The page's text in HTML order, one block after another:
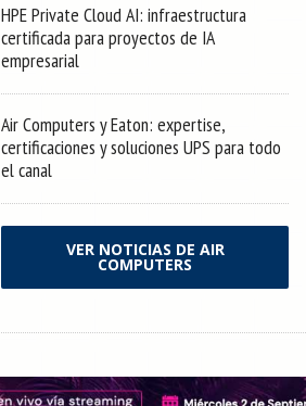
HPE Private Cloud AI: infraestructura
certificada para proyectos de IA
empresarial
Air Computers y Eaton: expertise,
certificaciones y soluciones UPS para todo
el canal
VER NOTICIAS DE AIR
COMPUTERS